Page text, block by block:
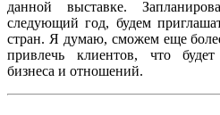
данной выставке.
следующий год, будем
стран. Я думаю, сможем еще
привлечь клиентов, что будет
бизнеса и отношений.